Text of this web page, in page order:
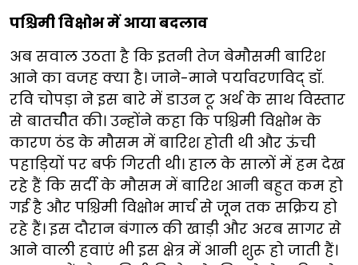
पश्चिमी विक्षोभ में आया बदलाव
अब सवाल उठता है कि इतनी तेज बेमौसमी बारिश
आने का वजह क्या है। जाने-माने पर्यावरणविद् डॉ.
रवि चोपड़ा ने इस बारे में डाउन टू अर्थ के साथ विस्तार
से बातचीेत की। उन्होंने कहा कि पश्चिमी विक्षोभ के
कारण ठंड के मौसम में बारिश होती थी और ऊंची
पहाड़ियों पर बर्फ गिरती थी। हाल के सालों में हम देख
रहे हैं कि सर्दी के मौसम में बारिश आनी बहुत कम हो
गई है और पश्चिमी विक्षोभ मार्च से जून तक सक्रिय हो
रहे हैं। इस दौरान बंगाल की खाड़ी और अरब सागर से
आने वाली हवाएं भी इस क्षेत्र में आनी शुरू हो जाती हैं।